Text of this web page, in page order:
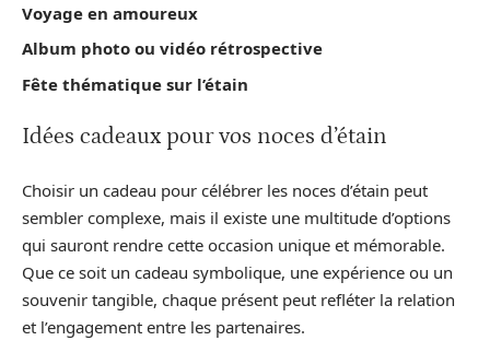
Voyage en amoureux
Album photo ou vidéo rétrospective
Fête thématique sur l’étain
Idées cadeaux pour vos noces d’étain
Choisir un cadeau pour célébrer les noces d’étain peut
sembler complexe, mais il existe une multitude d’options
qui sauront rendre cette occasion unique et mémorable.
Que ce soit un cadeau symbolique, une expérience ou un
souvenir tangible, chaque présent peut refléter la relation
et l’engagement entre les partenaires.